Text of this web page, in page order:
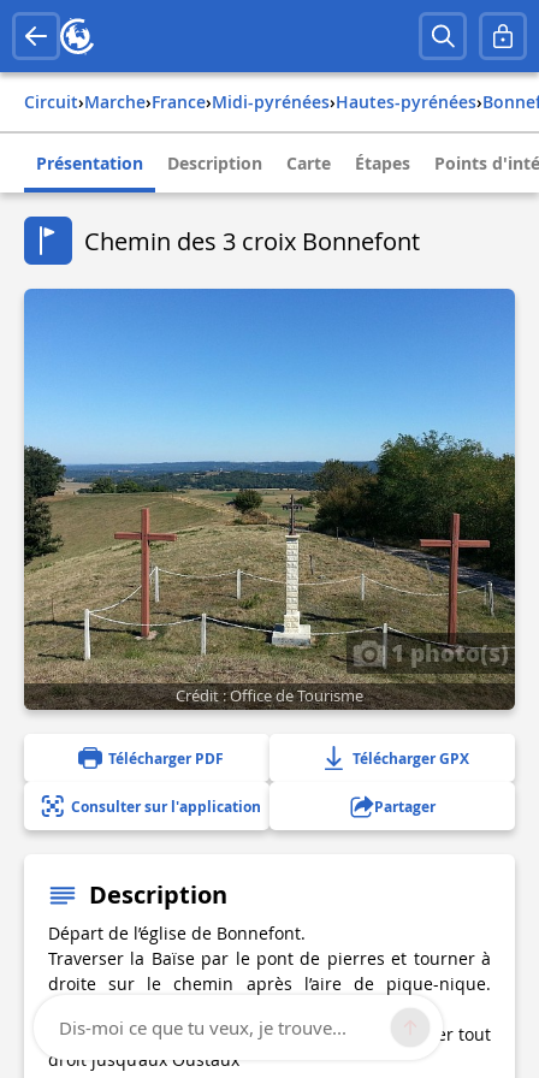
Circuit› Marche› france› midi-pyrénées› hautes-pyrénées›
Présentation Description Carte Étapes Points
Chemin des 3 croix Bonnefont
1 photo(s)
Crédit : Office de Tourisme
Télécharger PDF Télécharger GPX
Consulter sur l'application Partager
Description
Départ de l’église de Bonnefont.
Traverser la Baïse par le pont de pierres et tourner à
droite sur le chemin après l’aire de pique-nique.
Magnifique demeure traditionnelle sur la droite.
1 - Suivre la route qui monte à gauche. Continuer tout
droit jusqu’aux Oustaux
Dis-moi ce que tu veux, je trouve...